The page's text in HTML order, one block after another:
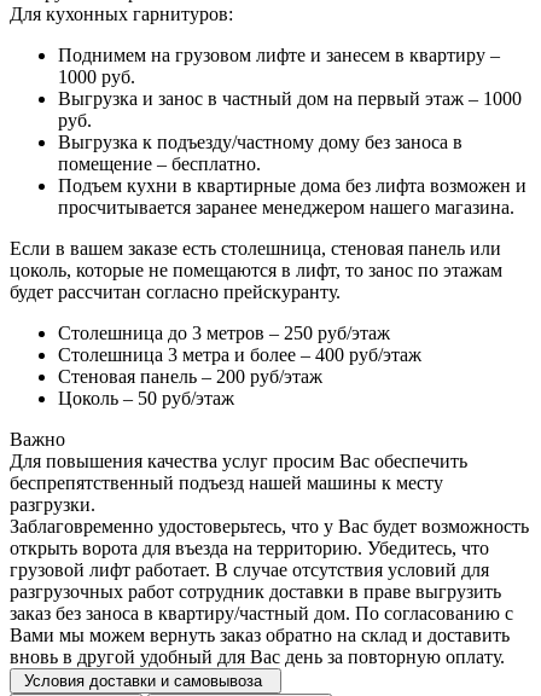
Для кухонных гарнитуров:
Поднимем на грузовом лифте и занесем в квартиру –
1000 руб.
Выгрузка и занос в частный дом на первый этаж – 1000
руб.
Выгрузка к подъезду/частному дому без заноса в
помещение – бесплатно.
Подъем кухни в квартирные дома без лифта возможен и
просчитывается заранее менеджером нашего магазина.
Если в вашем заказе есть столешница, стеновая панель или
цоколь, которые не помещаются в лифт, то занос по этажам
будет рассчитан согласно прейскуранту.
Столешница до 3 метров – 250 руб/этаж
Столешница 3 метра и более – 400 руб/этаж
Стеновая панель – 200 руб/этаж
Цоколь – 50 руб/этаж
Важно
Для повышения качества услуг просим Вас обеспечить
беспрепятственный подъезд нашей машины к месту
разгрузки.
Заблаговременно удостоверьтесь, что у Вас будет возможность
открыть ворота для въезда на территорию. Убедитесь, что
грузовой лифт работает. В случае отсутствия условий для
разгрузочных работ сотрудник доставки в праве выгрузить
заказ без заноса в квартиру/частный дом. По согласованию с
Вами мы можем вернуть заказ обратно на склад и доставить
вновь в другой удобный для Вас день за повторную оплату.
Условия доставки и самовывоза